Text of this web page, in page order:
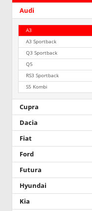
Audi
A3
A3 Sportback
Q3 Sportback
Q5
RS3 Sportback
S5 Kombi
Cupra
Dacia
Fiat
Ford
Futura
Hyundai
Kia